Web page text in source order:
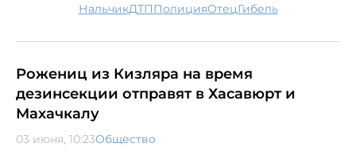
Нальчик ДТП полиция отец гибель
Рожениц из Кизляра на время
дезинсекции отправят в Хасавюрт и
Махачкалу
03 июня, 10:23Общество